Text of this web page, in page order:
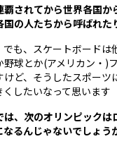
覇されてから世界各国か
国の人たちから呼ばれた
でも、スケートボードは
球とか(アメリカン・)
けど、そうしたスポーツ
したいなって思います
は、次のオリンピックは
るんじゃないでしょう